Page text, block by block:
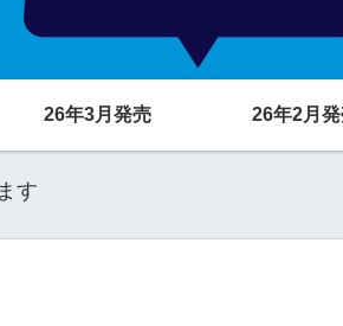
26年3月発売 26年2月
す